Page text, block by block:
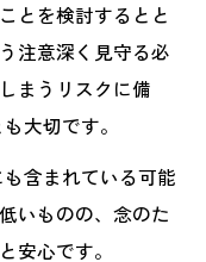
とを検討するとと
注意深く見守る必
まうリスクに備
大切です。
含まれている可能
いものの、念のた
安心です。